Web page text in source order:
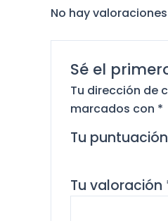
No hay
Sé el
Tu dirección de
marcados con *
Tu puntuación
Tu valoración